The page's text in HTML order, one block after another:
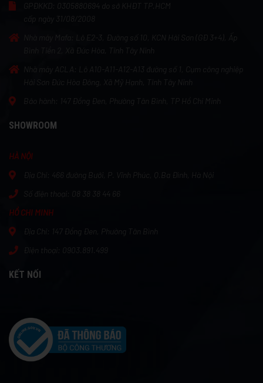
GPĐKKD:
0305880694 do sở KHĐT TP.HCM
cấp ngày 31/08/2008
Lô E2-3, Đường số 10, KCN Hải Sơn (GĐ 3+4), Ấp
Lô A10-A11-A12-A13 đường số 1, Cụm công nghiệp
Hải Sơn Đức Hòa Đông, Xã Mỹ Hạnh, Tỉnh Tây Ninh
147 Đồng Đen, Phường Tân Bình, TP Hồ Chí Minh
SHOWROOM
HÀ NỘI
466 đường Bưởi, P. Vĩnh Phúc, Q.Ba Đình, Hà Nội
Số điện thoại:
08 38 38 44 66
HỒ CHI MINH
Địa Chỉ:
147 Đồng Đen, Phường Tân Bình
Điện thoại: 0903.891.499
KẾT NỐI